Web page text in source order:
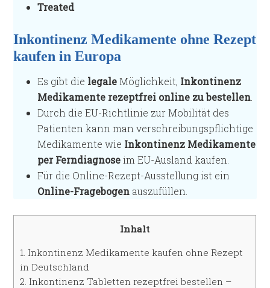
Treated
Inkontinenz Medikamente ohne Rezept
kaufen in Europa
Es gibt die legaleMöglichkeit, Inkontinenz
Medikamente rezeptfrei online zu bestellen
Durch die EU-Richtlinie zur Mobilität des
Patienten kann man verschreibungspflichtige
Medikamente wie Inkontinenz Medikamente
per Ferndiagnoseim EU-Ausland kaufen.
Für die Online-Rezept-Ausstellung ist ein
Online-Fragebogen auszufüllen.
Inhalt
1. Inkontinenz Medikamente kaufen ohne Rezept
in Deutschland
2. Inkontinenz Tabletten rezeptfrei bestellen –